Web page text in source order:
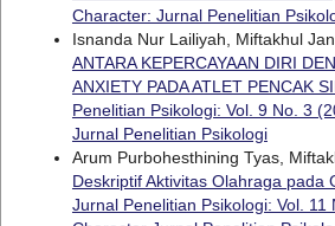
Character: Jurnal Penelitian
Isnanda Nur Lailiyah, Miftakhul
ANTARA KEPERCAYAAN DIRI
ANXIETY PADA ATLET PENCAK
Penelitian Psikologi: Vol. 9 No. 3
Jurnal Penelitian Psikologi
Arum Purbohesthining Tyas,
Deskriptif Aktivitas Olahraga pada
Jurnal Penelitian Psikologi: Vol. 11